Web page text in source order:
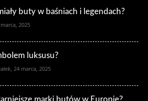
buty w baśniach i legendach?
2025
luksusu?
24 marca, 2025
marki butów w Europie?